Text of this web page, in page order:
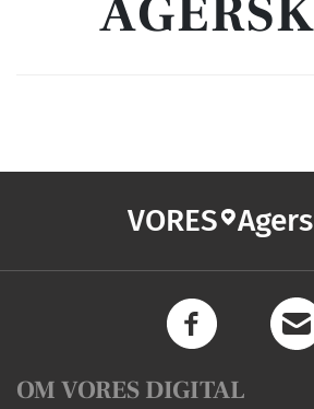
VORES
OM VORES DIGITAL